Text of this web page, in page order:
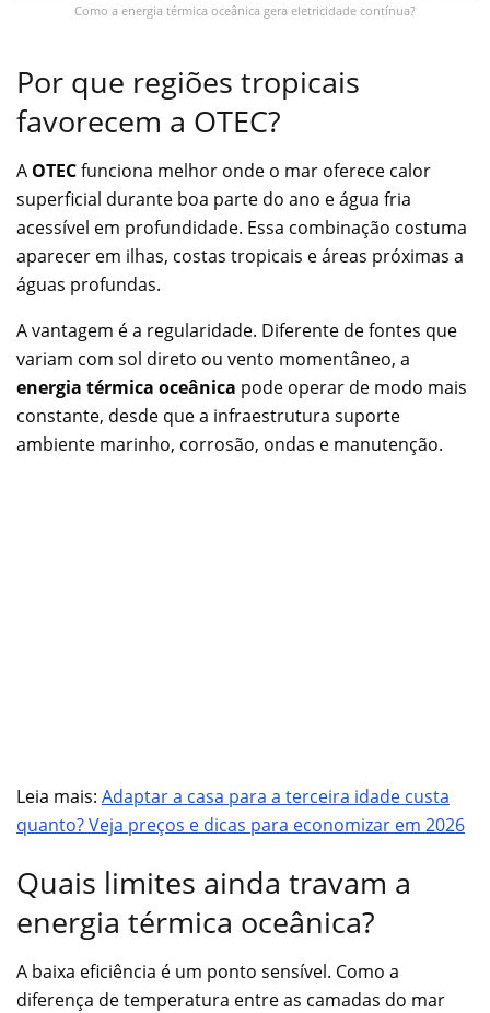
Como a energia térmica oceânica gera eletricidade contínua?
Por que regiões tropicais
favorecem a OTEC?
A OTECfunciona melhor onde o mar oferece calor
superficial durante boa parte do ano e água fria
acessível em profundidade. Essa combinação costuma
aparecer em ilhas, costas tropicais e áreas próximas a
águas profundas.
A vantagem é a regularidade. Diferente de fontes que
variam com sol direto ou vento momentâneo, a
energia térmica oceânica pode operar de modo mais
constante, desde que a infraestrutura suporte
ambiente marinho, corrosão, ondas e manutenção.
Leia mais: Adaptar a casa para a terceira idade custa
quanto? Veja preços e dicas para economizar em 2026
Quais limites ainda travam a
energia térmica oceânica?
A baixa eficiência é um ponto sensível. Como a
diferença de temperatura entre as camadas do mar